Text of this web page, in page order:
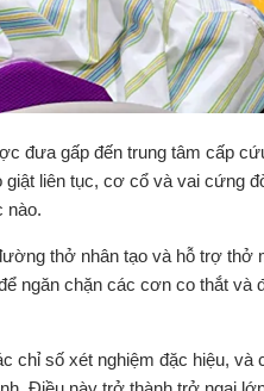
đưa gấp đến trung tâm cấp
liên tục, cơ cổ và vai cứng
nào.
thở nhân tạo và hỗ trợ
ngăn chặn các cơn co thắt và
số xét nghiệm đặc hiệu, và